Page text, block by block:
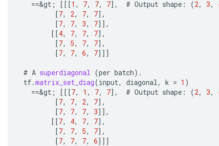
==&gt ; [[[1 , 7, 7, 7] , # Output shape : (2, 3,
[7, 2, 7, 7] ,
[7, 7, 3, 7]] ,
[[4, 7, 7, 7] ,
[7, 5, 7, 7] ,
[7, 7, 6, 7]]]
# A superdiagonal (per batch).
tf.matrix_set_diag(input, diagonal, k = 1 )
==&gt ; [[[7, 1 , 7, 7] , # Output shape : (2, 3,
[7, 7, 2, 7] ,
[7, 7, 7, 3]] ,
[[7, 4, 7, 7] ,
[7, 7, 5, 7] ,
[7, 7, 7, 6]]]